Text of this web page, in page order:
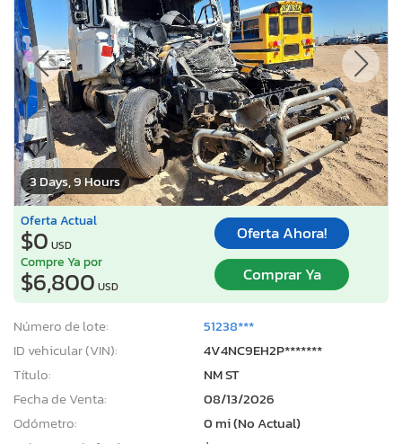
3 Days, 9 Hours
Oferta Actual
$0 USD
Oferta Ahora!
Compre Ya por
$6,800 USD
Comprar Ya
Número de lote:
51238***
ID vehicular (VIN):
4V4NC9EH2P*******
Título:
NM ST
Fecha de Venta:
08/13/2026
Odómetro:
0 mi (No Actual)